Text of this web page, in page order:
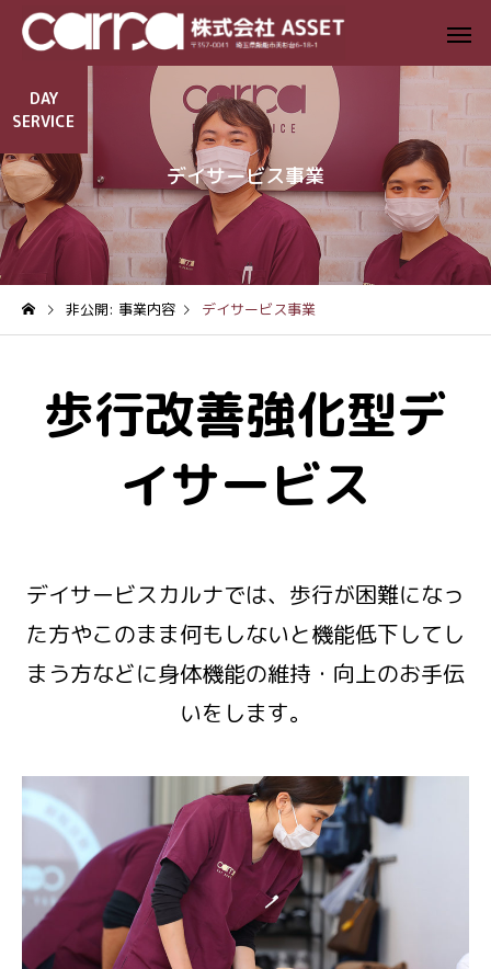
デイサービス事業
DAY
SERVICE
非公開: 事業内容 デイサービス事業
歩行改善強化型デ
イサービス
デイサービスカルナでは、歩行が困難になっ
た方やこのまま何もしないと機能低下してし
まう方などに身体機能の維持・向上のお手伝
いをします。